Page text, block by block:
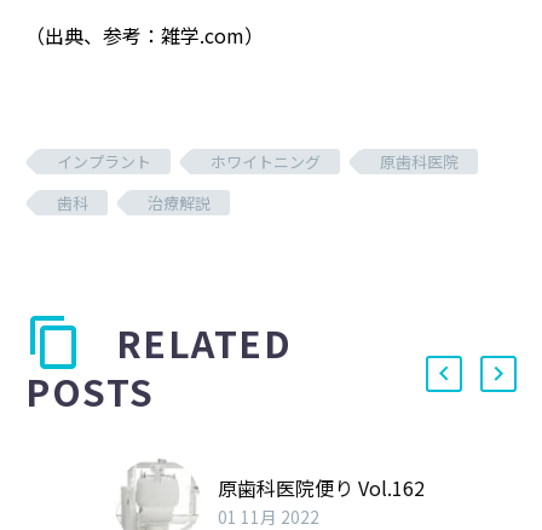
（出典、参考：雑学.com）
インプラント ホワイトニング
原歯科医院
歯科
治療解説
RELATED
POSTS
原歯科医院便り Vol.162
01 11月 2022